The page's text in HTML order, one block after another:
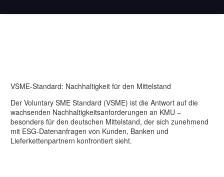
VSME-Standard: Nachhaltigkeit für den Mittelstand
Der Voluntary SME Standard (VSME) ist die Antwort auf die
wachsenden Nachhaltigkeitsanforderungen an KMU –
besonders für den deutschen Mittelstand, der sich zunehmend
mit ESG-Datenanfragen von Kunden, Banken und
Lieferkettenpartnern konfrontiert sieht.